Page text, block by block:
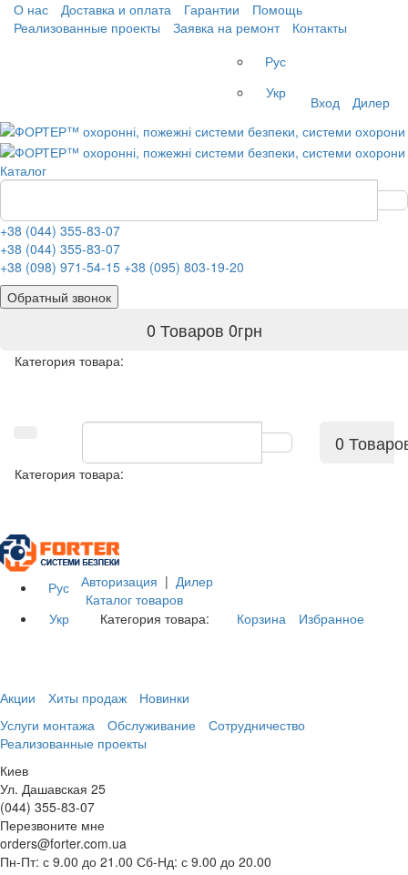
О нас Доставка и оплата Гарантии
Помощь
Реализованные проекты
Заявка на ремонт
Контакты
Рус
Укр
Вход Дилер
Каталог
+38 (044) 355-83-07
+38 (044) 355-83-07
+38 (098) 971-54-15 +38 (095) 803-19-20
Обратный звонок
0 Товаров 0грн
Категория товара:
0
Категория товара:
Рус
Укр
Авторизация | Дилер
Каталог товаров
Категория товара:
Корзина Избранное
Акции Хиты продаж
Новинки
Услуги монтажа
Обслуживание
Сотрудничество
Реализованные проекты
Киев
Ул. Дашавская 25
(044) 355-83-07
Перезвоните мне
orders@forter.com.ua
Пн-Пт: с 9.00 до 21.00 Сб-Нд: с 9.00 до 20.00